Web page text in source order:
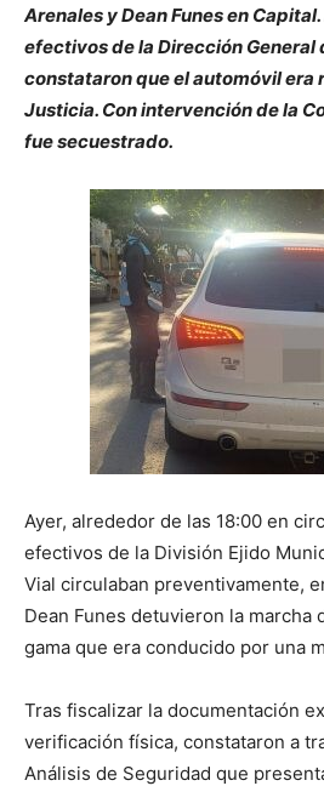
Arenales y Dean Funes en
efectivos de la Dirección General
constataron que el automóvil era
Justicia. Con intervención de la
fue secuestrado.
Ayer, alrededor de las 18:00 en
efectivos de la División Ejido
Vial circulaban preventivamente,
Dean Funes detuvieron la marcha
gama que era conducido por una
Tras fiscalizar la documentación
verificación física, constataron a
Análisis de Seguridad que